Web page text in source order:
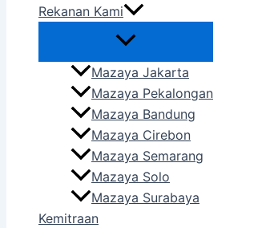
Rekanan Kami
Mazaya Jakarta
Mazaya Pekalongan
Mazaya Bandung
Mazaya Cirebon
Mazaya Semarang
Mazaya Solo
Mazaya Surabaya
Kemitraan